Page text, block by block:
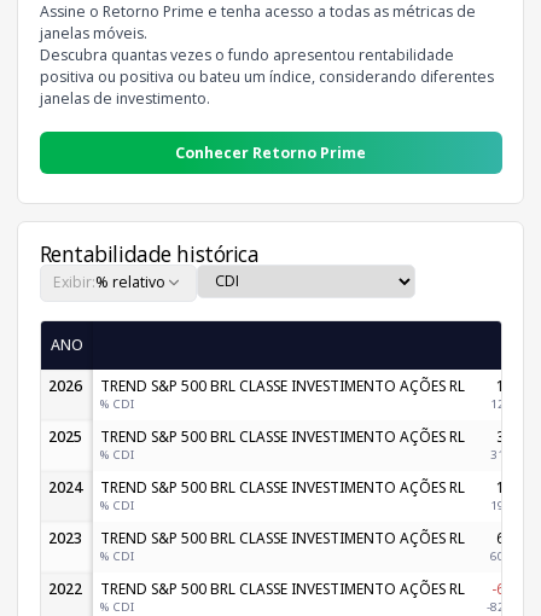
Assine o Retorno Prime e tenha acesso a todas as métricas de
janelas móveis.
Descubra quantas vezes o fundo apresentou rentabilidade
positiva ou positiva ou bateu um índice, considerando diferentes
janelas de investimento.
Conhecer Retorno Prime
Rentabilidade histórica
Exibir:% relativo
ANO
2026
TREND S&P 500 BRL CLASSE INVESTIMENTO AÇÕES RL
% CDI
1,43%
122,77%
2025 TREND S&P 500 BRL CLASSE INVESTIMENTO AÇÕES RL
% CDI
3,18%
314,57%
2024 TREND S&P 500 BRL CLASSE INVESTIMENTO AÇÕES RL
% CDI
1,84%
190,42%
2023 TREND S&P 500 BRL CLASSE INVESTIMENTO AÇÕES RL
% CDI
6,78%
603,71%
2022 TREND S&P 500 BRL CLASSE INVESTIMENTO AÇÕES RL
% CDI
-6,04%
-825,45%